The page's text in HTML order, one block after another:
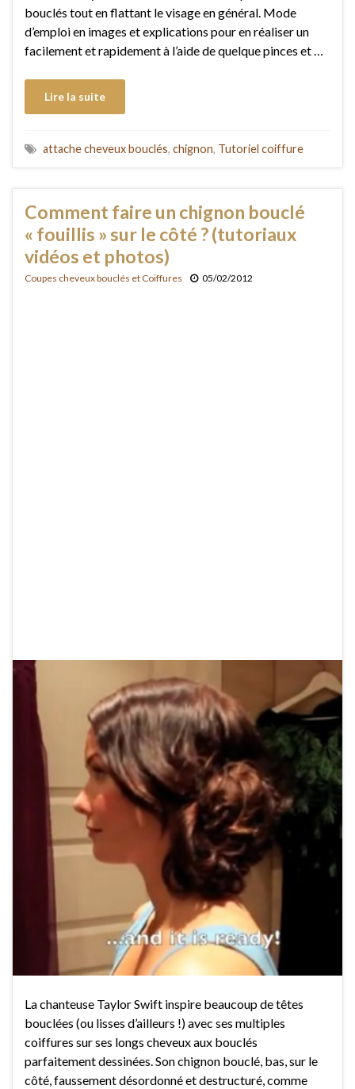
bouclés tout en flattant le visage en général. Mode
d’emploi en images et explications pour en réaliser un
facilement et rapidement à l’aide de quelque pinces et …
Lire la suite
attache cheveux bouclés, chignon, Tutoriel coiffure
Comment faire un chignon bouclé
« fouillis » sur le côté ? (tutoriaux
vidéos et photos)
Coupes cheveux bouclés et Coiffures 05/02/2012
La chanteuse Taylor Swift inspire beaucoup de têtes
bouclées (ou lisses d’ailleurs !) avec ses multiples
coiffures sur ses longs cheveux aux bouclés
parfaitement dessinées. Son chignon bouclé, bas, sur le
côté, faussement désordonné et destructuré, comme